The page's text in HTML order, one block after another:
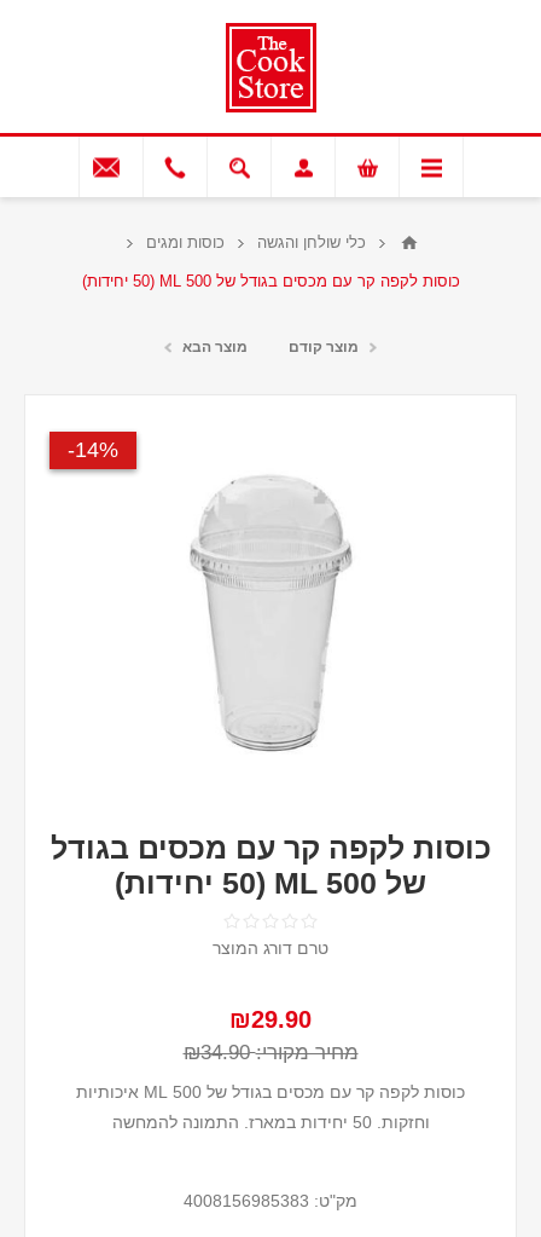
כלי שולחן והגשה כוסות ומגים
כוסות לקפה קר עם מכסים בגודל של 500 ML (50 יחידות)
מוצר קודם מוצר הבא
14%-
כוסות לקפה קר עם מכסים בגודל
של 500 ML (50 יחידות)
טרם דורג המוצר
₪29.90
מחיר מקורי: ₪34.90
כוסות לקפה קר עם מכסים בגודל של 500 ML איכותיות
וחזקות. 50 יחידות במארז. התמונה להמחשה
מק"ט: 4008156985383